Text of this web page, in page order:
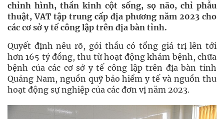
chỉnh hình, thần kinh cột sống, sọ não, chỉ phẫu
thuật, VAT tập trung cấp địa phương năm 2023 cho
các cơ sở y tế công lập trên địa bàn tỉnh.
Quyết định nêu rõ, gói thầu có tổng giá trị lên tới
hơn 165 tỷ đồng, thu từ hoạt động khám bệnh, chữa
bệnh của các cơ sở y tế công lập trên địa bàn tỉnh
Quảng Nam, nguồn quỹ bảo hiểm y tế và nguồn thu
hoạt động sự nghiệp của các đơn vị năm 2023.